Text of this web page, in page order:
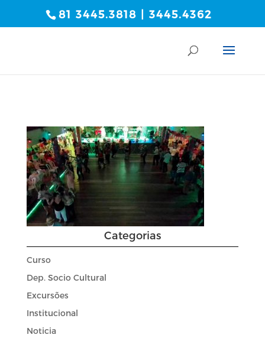
81 3445.3818 | 3445.4362
Categorias
Curso
Dep. Socio Cultural
Excursões
Institucional
Noticia